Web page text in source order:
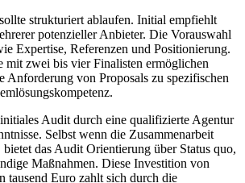
strukturiert ablaufen. Initial empfiehlt
potenzieller Anbieter. Die Vorauswahl
Expertise, Referenzen und Positionierung.
mit zwei bis vier Finalisten ermöglichen
Anforderung von Proposals zu spezifischen
Audit durch eine qualifizierte Agentur
Selbst wenn die Zusammenarbeit
das Audit Orientierung über Status quo,
Maßnahmen. Diese Investition von
tausend Euro zahlt sich durch die